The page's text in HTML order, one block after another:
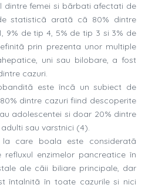
dintre femei si bãrbati afectati de
statisticã aratã cã 80% dintre
9% de tip 4, 5% de tip 3 si 3% de
prin prezenta unor multiple
uni sau bilobare, a fost
cazuri.
este încã un subiect de
dintre cazuri fiind descoperite
adolescentei si doar 20% dintre
sau varstnici (4).
care boala este consideratã
enzimelor pancreatice în
ale cãii biliare principale, dar
întalnitã în toate cazurile si nici